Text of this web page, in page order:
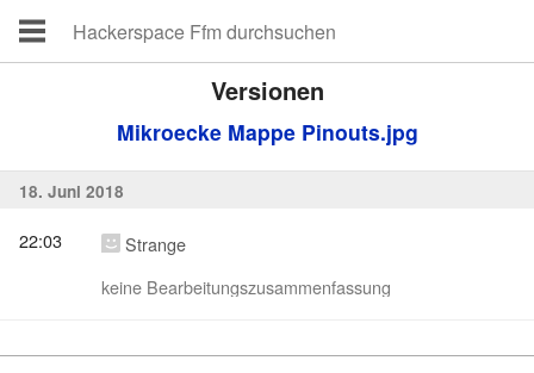
Versionen
Mikroecke Mappe Pinouts.jpg
18. Juni 2018
Strange
keine Bearbeitungszusammenfassung
22:03